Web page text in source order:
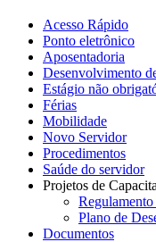
Acesso Rápido
Ponto eletrônico
Aposentadoria
Desenvolvimento
Estágio não
Férias
Mobilidade
Novo Servidor
Procedimentos
Saúde do servidor
Projetos de
Plano de
Documentos